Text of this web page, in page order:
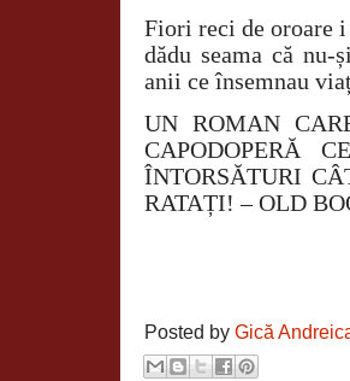
Fiori reci de oroare
dădu seama că
anii ce însemnau
UN ROMAN
CAPODOPERĂ
ÎNTORSĂTURI
RATAȚI! – OLD
Posted by Gică